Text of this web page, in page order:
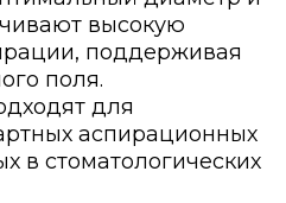
высокую
поддерживая
поля.
для
аспирационных
в стоматологических